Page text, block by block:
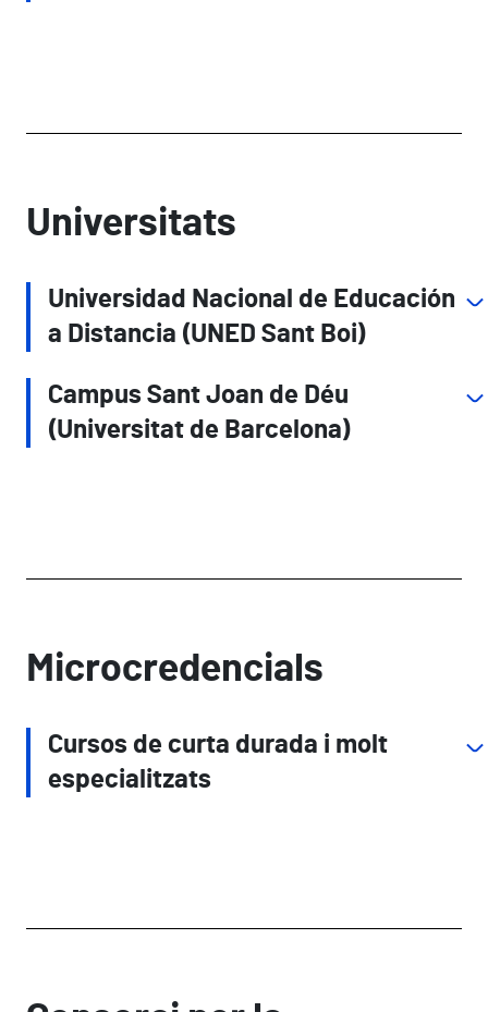
Universitats
Universidad Nacional de Educación
a Distancia (UNED Sant Boi)
Campus Sant Joan de Déu
(Universitat de Barcelona)
Microcredencials
Cursos de curta durada i molt
especialitzats